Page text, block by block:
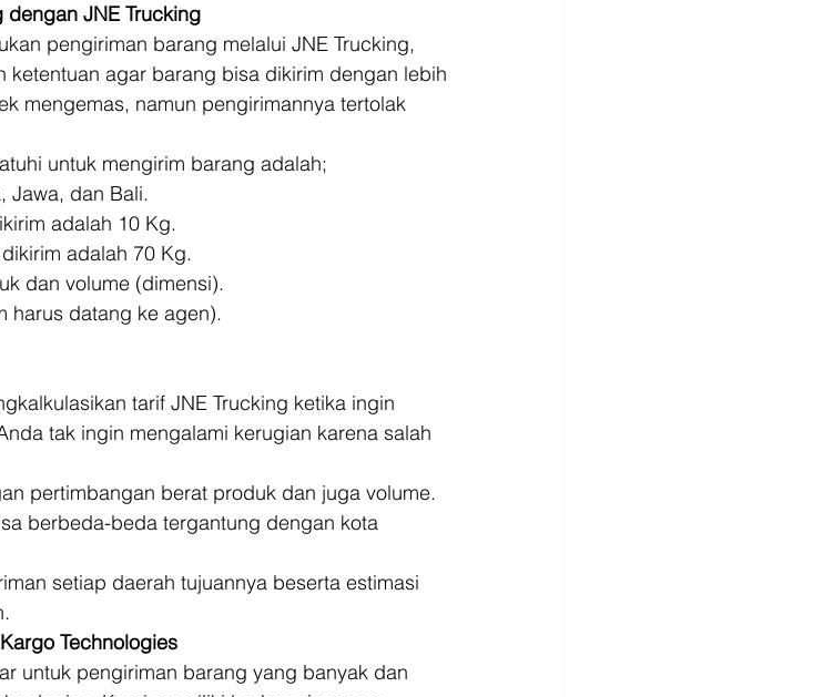
JNE Trucking
pengiriman barang melalui JNE Trucking,
agar barang bisa dikirim dengan lebih
mengemas, namun pengirimannya tertolak
untuk mengirim barang adalah;
Jawa, dan Bali.
adalah 10 Kg.
adalah 70 Kg.
dan volume (dimensi).
harus datang ke agen).
tarif JNE Trucking ketika ingin
tak ingin mengalami kerugian karena salah
pertimbangan berat produk dan juga volume.
berbeda-beda tergantung dengan kota
setiap daerah tujuannya beserta estimasi
Technologies
untuk pengiriman barang yang banyak dan